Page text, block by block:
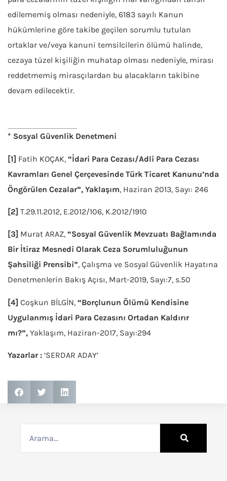
edilememiş olması nedeniyle, 6183 sayılı Kanun
hükümlerine göre takibe geçilen sorumlu tutulan
ortaklar ve/veya kanuni temsilcilerin ölümü halinde,
cezaya tüzel kişiliğin muhatap olması nedeniyle, mirası
reddetmemiş mirasçılardan bu alacakların takibine
devam edilecektir.
* Sosyal Güvenlik Denetmeni
[1] Fatih KOÇAK, “İdari Para Cezası/Adli Para Cezası
Kavramları Genel Çerçevesinde Türk Ticaret Kanunu’nda
Öngörülen Cezalar”, Yaklaşım, Haziran 2013, Sayı: 246
[2] T.29.11.2012, E.2012/106, K.2012/1910
[3] Murat ARAZ, “Sosyal Güvenlik Mevzuatı Bağlamında
Bir İtiraz Mesnedi Olarak Ceza Sorumluluğunun
Şahsiliği Prensibi”, Çalışma ve Sosyal Güvenlik Hayatına
Denetmenlerin Bakış Açısı, Mart-2019, Sayı:7, s.50
[4] Coşkun BİLGİN, “Borçlunun Ölümü Kendisine
Uygulanmış İdari Para Cezasını Ortadan Kaldırır
mı?”, Yaklaşım, Haziran-2017, Sayı:294
Yazarlar : ‘SERDAR ADAY’